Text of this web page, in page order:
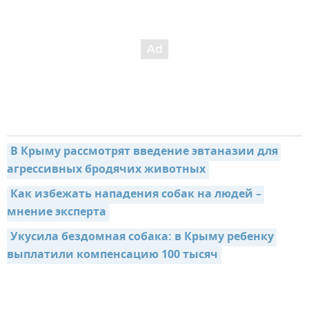
В Крыму рассмотрят введение эвтаназии для
агрессивных бродячих животных
Как избежать нападения собак на людей –
мнение эксперта
Укусила бездомная собака: в Крыму ребенку
выплатили компенсацию 100 тысяч